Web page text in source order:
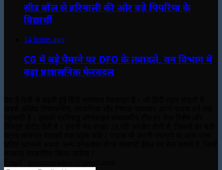
सीड बॉल से हरियाली की ओर बढ़े पिपरिया के
विद्यार्थी
14 hours ago
CG में बड़े पैमाने पर DFO के तबादले, वन विभाग में
बड़ा प्रशासनिक फेरबदल